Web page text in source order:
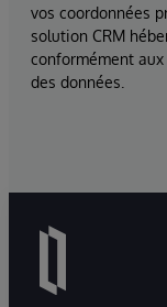
vos coordonnées
solution CRM
conformément
des données.